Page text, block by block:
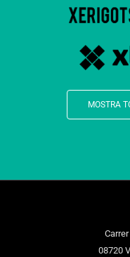
MOSTRA
08720